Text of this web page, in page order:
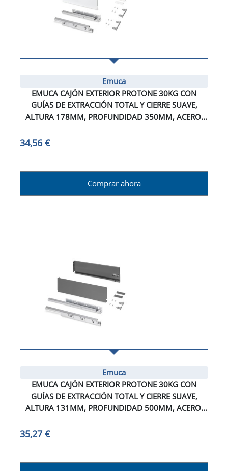
Emuca
EMUCA CAJÓN EXTERIOR PROTONE 30KG CON
GUÍAS DE EXTRACCIÓN TOTAL Y CIERRE SUAVE,
ALTURA 178MM, PROFUNDIDAD 350MM, ACERO,
34,56 €
Comprar ahora
Emuca
EMUCA CAJÓN EXTERIOR PROTONE 30KG CON
GUÍAS DE EXTRACCIÓN TOTAL Y CIERRE SUAVE,
ALTURA 131MM, PROFUNDIDAD 500MM, ACERO,
35,27 €